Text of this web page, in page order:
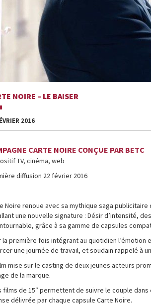
NOIRE – LE BAISER
2016
CARTE NOIRE CONÇUE PAR BETC
TV, cinéma, web
diffusion 22 février 2016
Noire renoue avec sa mythique saga publicitaire
une nouvelle signature : Désir d’intensité,
grâce à sa gamme de capsules
la première fois intégrant au quotidien l’émotion
une journée de travail, et soudain rappelé à
mise sur le casting de deux jeunes acteurs
de la marque.
films de 15″ permettent de suivre le couple
délivrée par chaque capsule Carte Noire.